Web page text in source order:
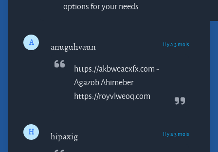
options for your needs.
A anuguhvaun Il y a 3 mois
https://akbweaexfx.com -
AgazobAhimeber
https://royvlweoq.com
H hipaxig Il y a 3 mois